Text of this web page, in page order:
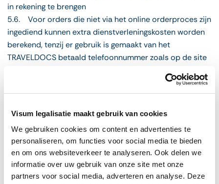
Visum legalisatie maakt gebruik van cookies
We gebruiken cookies om content en advertenties te
personaliseren, om functies voor social media te bieden
en om ons websiteverkeer te analyseren. Ook delen we
informatie over uw gebruik van onze site met onze
partners voor social media, adverteren en analyse. Deze
in rekening te brengen
5.6. Voor orders die niet via het online orderproces zijn
ingediend kunnen extra dienstverleningskosten worden
berekend, tenzij er gebruik is gemaakt van het
TRAVELDOCS betaald telefoonnummer zoals op de site
5.7. TRAVELDOCS is bevoegd paspoorten en
documenten onder zich te houden totdat volledige
5.8. De dienstverleningskosten van TRAVELDOCS
kunnen variëren afhankelijk van het aantal beschikbare
werkdagen om de dienst te kunnen verlenen.
Sluitingsdagen en vakanties van het consulaat zijn
uitgesloten.